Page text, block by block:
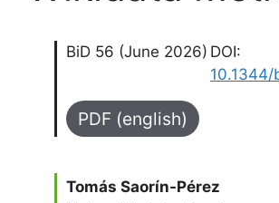
BiD 56 (June 2026) DOI:
10.1344/
PDF (english)
Tomás Saorín-Pérez